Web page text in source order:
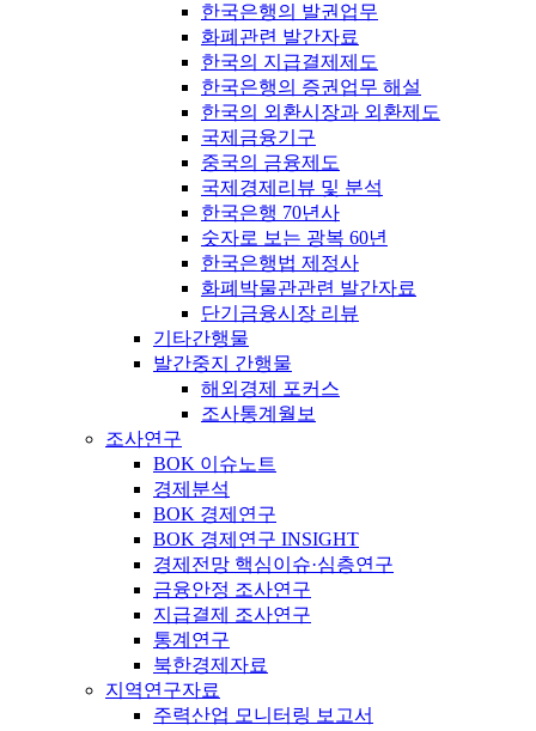
한국은행의 발권업무
화폐관련 발간자료
한국의 지급결제제도
한국은행의 증권업무 해설
한국의 외환시장과 외환제도
국제금융기구
중국의 금융제도
국제경제리뷰 및 분석
한국은행 70년사
숫자로 보는 광복 60년
한국은행법 제정사
화폐박물관관련 발간자료
단기금융시장 리뷰
기타간행물
발간중지 간행물
해외경제 포커스
조사통계월보
조사연구
BOK 이슈노트
경제분석
BOK 경제연구
BOK 경제연구 INSIGHT
경제전망 핵심이슈·심층연구
금융안정 조사연구
지급결제 조사연구
통계연구
북한경제자료
지역연구자료
주력산업 모니터링 보고서